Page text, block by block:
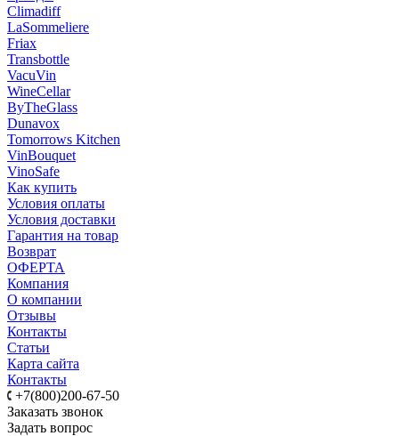
Climadiff
LaSommeliere
Friax
Transbottle
VacuVin
WineCellar
ByTheGlass
Dunavox
Tomorrows Kitchen
VinBouquet
VinoSafe
Как купить
Условия оплаты
Условия доставки
Гарантия на товар
Возврат
ОФЕРТА
Компания
О компании
Отзывы
Контакты
Статьи
Карта сайта
Контакты
+7(800)200-67-50
Заказать звонок
Задать вопрос